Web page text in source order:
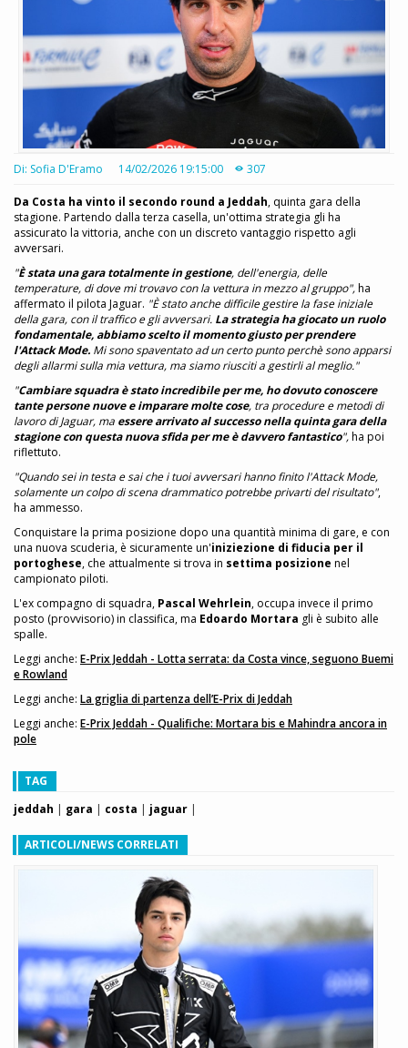
Di: Sofia D'Eramo 14/02/2026 19:15:00 307
Da Costa ha vinto il secondo round a Jeddah, quinta gara della
stagione. Partendo dalla terza casella, un'ottima strategia gli ha
assicurato la vittoria, anche con un discreto vantaggio rispetto agli
avversari.
"È stata una gara totalmente in gestione, dell'energia, delle
temperature, di dove mi trovavo con la vettura in mezzo al gruppo",ha
affermato il pilota Jaguar. "È stato anche difficile gestire la fase iniziale
della gara, con il traffico e gli avversari. La strategia ha giocato un ruolo
fondamentale, abbiamo scelto il momento giusto per prendere
l'Attack Mode. Mi sono spaventato ad un certo punto perchè sono apparsi
degli allarmi sulla mia vettura, ma siamo riusciti a gestirli al meglio."
"Cambiare squadra è stato incredibile per me, ho dovuto conoscere
tante persone nuove e imparare molte cose, tra procedure e metodi di
lavoro di Jaguar, ma essere arrivato al successo nella quinta gara della
stagione con questa nuova sfida per me è davvero fantastico",ha poi
riflettuto.
"Quando sei in testa e sai che i tuoi avversari hanno finito l'Attack Mode,
solamente un colpo di scena drammatico potrebbe privarti del risultato",
ha ammesso.
Conquistare la prima posizione dopo una quantità minima di gare, e con
una nuova scuderia, è sicuramente un'iniziezione di fiducia per il
portoghese, che attualmente si trova in settima posizione nel
campionato piloti.
L'ex compagno di squadra, Pascal Wehrlein, occupa invece il primo
posto (provvisorio) in classifica, ma Edoardo Mortara gli è subito alle
spalle.
Leggi anche: E-Prix Jeddah - Lotta serrata: da Costa vince, seguono Buemi
e Rowland
Leggi anche: La griglia di partenza dell’E-Prix di Jeddah
Leggi anche: E-Prix Jeddah - Qualifiche: Mortara bis e Mahindra ancora in
pole
TAG
jeddah | gara | costa | jaguar |
ARTICOLI/NEWS CORRELATI